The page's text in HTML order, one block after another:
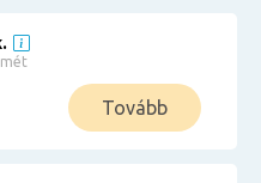
Tovább